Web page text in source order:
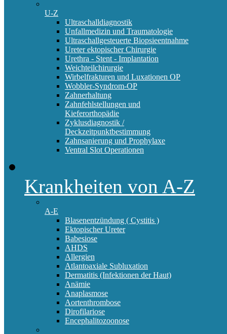
U-Z
Ultraschalldiagnostik
Unfallmedizin und Traumatologie
Ultraschallgesteuerte Biopsieentnahme
Ureter ektopischer Chirurgie
Urethra - Stent - Implantation
Weichteilchirurgie
Wirbelfrakturen und Luxationen OP
Wobbler-Syndrom-OP
Zahnerhaltung
Zahnfehlstellungen und
Kieferorthopädie
Zyklusdiagnostik /
Deckzeitpunktbestimmung
Zahnsanierung und Prophylaxe
Ventral Slot Operationen
Krankheiten von A-Z
A-E
Blasenentzündung ( Cystitis )
Ektopischer Ureter
Babesiose
AHDS
Allergien
Atlantoaxiale Subluxation
Dermatitis (Infektionen der Haut)
Anämie
Anaplasmose
Aortenthrombose
Dirofilariose
Encephalitozoonose